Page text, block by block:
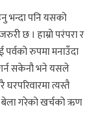
भन्दा पनि यसको
छ । हाम्रो परंपरा र
रुपमा मनाउँदा
सकेनौ भने यसले
त्यस्तै
गरेको खर्चको ऋण